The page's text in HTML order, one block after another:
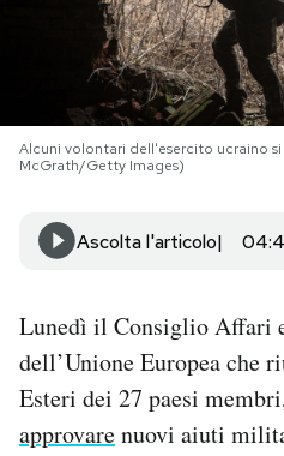
I MIEI PREFERITI
SHOP
Area Personale
Newsletter
Notifiche mobile
Regala il Post
Alcuni volontari dell'esercito ucraino
McGrath/Getty Images)
Ascolta l'articolo
Lunedì il Consiglio Affari
dell’Unione Europea che
Esteri dei 27 paesi
approvarenuovi aiuti